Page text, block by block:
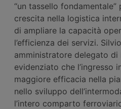
“un tassello
crescita nella logistica
di ampliare la capacità
l’efficienza dei servizi.
amministratore delegato di
evidenziato che l’ingresso
maggiore efficacia nella
nello sviluppo
l’intero comparto